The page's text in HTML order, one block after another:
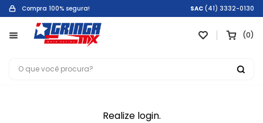
Compra 100% segura! SAC (41) 3332-0130
0
Realize login.